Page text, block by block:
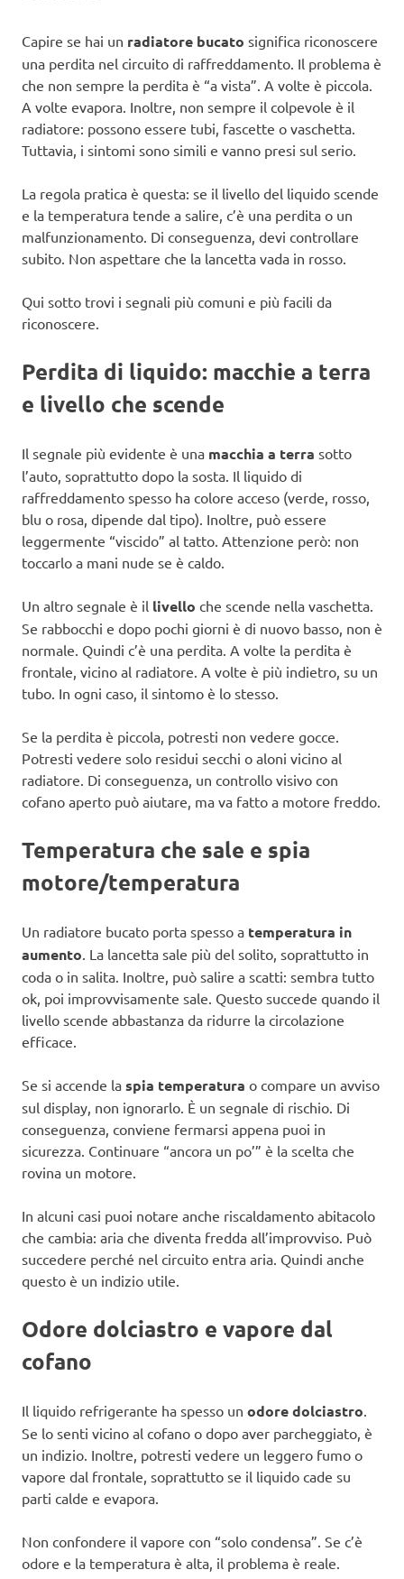
Capire se hai un radiatore bucato significa riconoscere
una perdita nel circuito di raffreddamento. Il problema è
che non sempre la perdita è “a vista”. A volte è piccola.
A volte evapora. Inoltre, non sempre il colpevole è il
radiatore: possono essere tubi, fascette o vaschetta.
Tuttavia, i sintomi sono simili e vanno presi sul serio.
La regola pratica è questa: se il livello del liquido scende
e la temperatura tende a salire, c’è una perdita o un
malfunzionamento. Di conseguenza, devi controllare
subito. Non aspettare che la lancetta vada in rosso.
Qui sotto trovi i segnali più comuni e più facili da
riconoscere.
Perdita di liquido: macchie a terra
e livello che scende
Il segnale più evidente è una macchia a terra sotto
l’auto, soprattutto dopo la sosta. Il liquido di
raffreddamento spesso ha colore acceso (verde, rosso,
blu o rosa, dipende dal tipo). Inoltre, può essere
leggermente “viscido” al tatto. Attenzione però: non
toccarlo a mani nude se è caldo.
Un altro segnale è il livello che scende nella vaschetta.
Se rabbocchi e dopo pochi giorni è di nuovo basso, non è
normale. Quindi c’è una perdita. A volte la perdita è
frontale, vicino al radiatore. A volte è più indietro, su un
tubo. In ogni caso, il sintomo è lo stesso.
Se la perdita è piccola, potresti non vedere gocce.
Potresti vedere solo residui secchi o aloni vicino al
radiatore. Di conseguenza, un controllo visivo con
cofano aperto può aiutare, ma va fatto a motore freddo.
Temperatura che sale e spia
motore/temperatura
Un radiatore bucato porta spesso a temperatura in
aumento. La lancetta sale più del solito, soprattutto in
coda o in salita. Inoltre, può salire a scatti: sembra tutto
ok, poi improvvisamente sale. Questo succede quando il
livello scende abbastanza da ridurre la circolazione
efficace.
Se si accende la spia temperatura o compare un avviso
sul display, non ignorarlo. È un segnale di rischio. Di
conseguenza, conviene fermarsi appena puoi in
sicurezza. Continuare “ancora un po’” è la scelta che
rovina un motore.
In alcuni casi puoi notare anche riscaldamento abitacolo
che cambia: aria che diventa fredda all’improvviso. Può
succedere perché nel circuito entra aria. Quindi anche
questo è un indizio utile.
Odore dolciastro e vapore dal
cofano
Il liquido refrigerante ha spesso un odore dolciastro.
Se lo senti vicino al cofano o dopo aver parcheggiato, è
un indizio. Inoltre, potresti vedere un leggero fumo o
vapore dal frontale, soprattutto se il liquido cade su
parti calde e evapora.
Non confondere il vapore con “solo condensa”. Se c’è
odore e la temperatura è alta, il problema è reale.